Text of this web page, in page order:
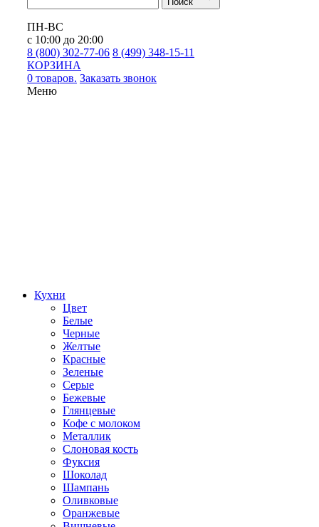
ПН-ВС
с 10:00 до 20:00
8 (800) 302-77-06 8 (499) 348-15-11
КОРЗИНА
0 товаров. Заказать звонок
Меню
Кухни
Цвет
Белые
Черные
Желтые
Красные
Зеленые
Серые
Бежевые
Глянцевые
Кофе с молоком
Металлик
Слоновая кость
Фуксия
Шоколад
Шампань
Оливковые
Оранжевые